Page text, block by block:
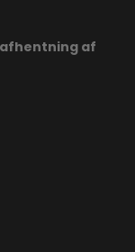
afhentning af